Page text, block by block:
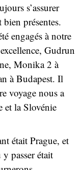
s’assurer
présentes.
engagés à notre
Gudrun
Monika 2 à
à Budapest. Il
voyage nous a
et la Slovénie
était Prague, et
passer était